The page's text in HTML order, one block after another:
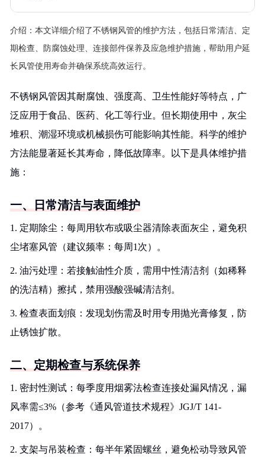
介绍： 本文详细介绍了不锈钢风管的维护方法，包括日常清洁、定
期检查、防腐蚀处理、连接部件保养及应急维护措施，帮助用户延
长风管使用寿命并确保系统高效运行。
不锈钢风管因其耐腐蚀、强度高、卫生性能好等特点，广
泛应用于食品、医药、化工等行业。但长期使用中，灰尘
堆积、潮湿环境或机械损伤可能影响其性能。科学的维护
方法能显著延长其寿命，降低故障率。以下是具体维护措
施：
一、日常清洁与表面维护
1. 定期除尘：每周用软布或吸尘器清除表面灰尘，避免积
尘堵塞风管（建议频率：每周1次）。
2. 油污处理：若接触油性介质，需用中性清洁剂（如稀释
的洗洁精）擦拭，禁用强酸强碱清洁剂。
3. 检查表面划痕：发现划伤需及时用专用抛光膏修复，防
止锈蚀扩散。
二、定期检查与系统保养
1. 密封性测试：每季度用烟雾法检查连接处漏风情况，漏
风率需≤3%（参考《通风管道技术规程》JGJ/T 141-
2017）。
2. 支架与吊装检查：每半年紧固螺丝，避免松动导致风管